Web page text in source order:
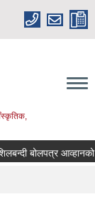
लिलाम बिक्री सम्बन्धि शिलबन्दी